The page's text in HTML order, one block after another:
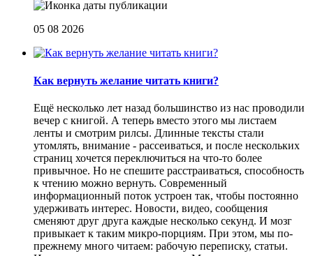
05 08 2026
Как вернуть желание читать книги?
Eщё несколько лет назад большинство из нас проводили
вечер с книгой. А теперь вместо этого мы листаем
ленты и смотрим рилсы. Длинные тексты стали
утомлять, внимание - рассеиваться, и после нескольких
страниц хочется переключиться на что-то более
привычное. Но не спешите расстраиваться, способность
к чтению можно вернуть. Современный
информационный поток устроен так, чтобы постоянно
удерживать интерес. Новости, видео, сообщения
сменяют друг друга каждые несколько секунд. И мозг
привыкает к таким микро-порциям. При этом, мы по-
прежнему много читаем: рабочую переписку, статьи.